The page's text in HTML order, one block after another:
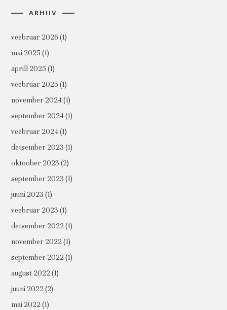
ARHIIV
veebruar 2026 (1)
mai 2025 (1)
aprill 2025 (1)
veebruar 2025 (1)
november 2024 (1)
september 2024 (1)
veebruar 2024 (1)
detsember 2023 (1)
oktoober 2023 (2)
september 2023 (1)
juuni 2023 (1)
veebruar 2023 (1)
detsember 2022(1)
november 2022(1)
september 2022(1)
august 2022(1)
juuni 2022(2)
mai 2022(1)